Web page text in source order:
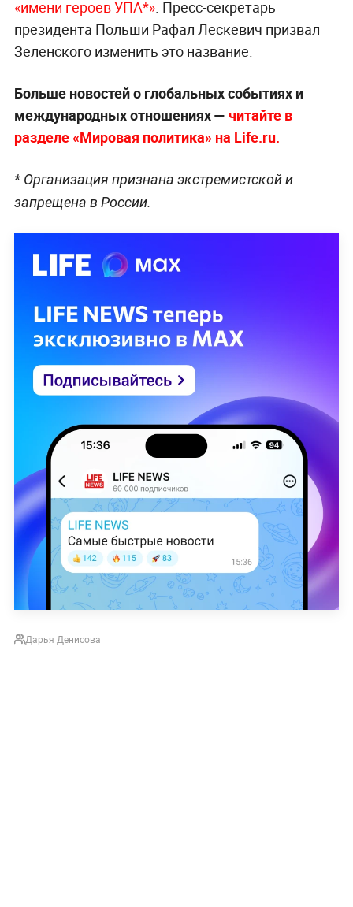
«имени героев УПА*». Пресс-секретарь
президента Польши Рафал Лескевич призвал
Зеленского изменить это название.
Больше новостей о глобальных событиях и
международных отношениях — читайте в
разделе «Мировая политика» на Life.ru.
* Организация признана экстремистской и
запрещена в России.
Дарья Денисова